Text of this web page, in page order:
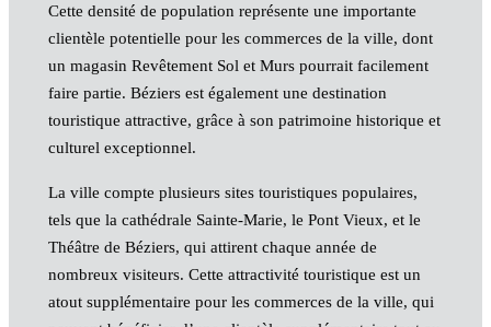
Cette densité de population représente une importante
clientèle potentielle pour les commerces de la ville, dont
un magasin Revêtement Sol et Murs pourrait facilement
faire partie. Béziers est également une destination
touristique attractive, grâce à son patrimoine historique et
culturel exceptionnel.
La ville compte plusieurs sites touristiques populaires,
tels que la cathédrale Sainte-Marie, le Pont Vieux, et le
Théâtre de Béziers, qui attirent chaque année de
nombreux visiteurs. Cette attractivité touristique est un
atout supplémentaire pour les commerces de la ville, qui